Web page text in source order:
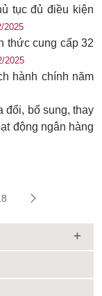
tục đủ điều kiện
2025
thức cung cấp 32
2025
hành chính năm
đổi, bổ sung, thay
động ngân hàng